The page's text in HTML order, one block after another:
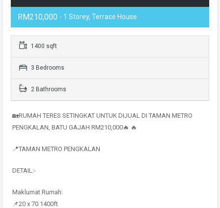
RM210,000 - 1 Storey, Terrace House
1400 sqft
3 Bedrooms
2 Bathrooms
🏡RUMAH TERES SETINGKAT UNTUK DIJUAL DI TAMAN METRO
PENGKALAN, BATU GAJAH RM210,000🔥 🔥
📍TAMAN METRO PENGKALAN
DETAIL:-
Maklumat Rumah:
📌20 x 70 1400ft